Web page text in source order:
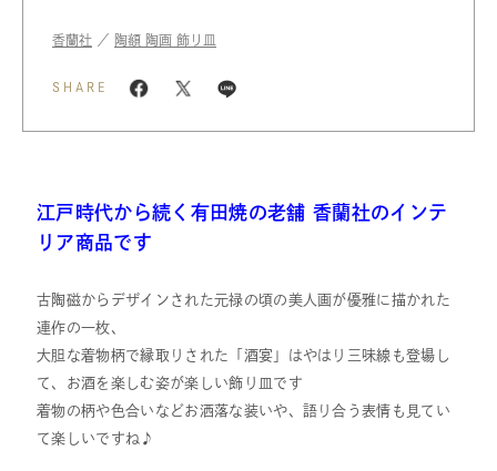
香蘭社 ／ 陶額 陶画 飾り皿
SHARE
江戸時代から続く有田焼の老舗 香蘭社のインテ
リア商品です
古陶磁からデザインされた元禄の頃の美人画が優雅に描かれた
連作の一枚、
大胆な着物柄で縁取りされた「酒宴」はやはり三味線も登場し
て、お酒を楽しむ姿が楽しい飾り皿です
着物の柄や色合いなどお洒落な装いや、語り合う表情も見てい
て楽しいですね♪